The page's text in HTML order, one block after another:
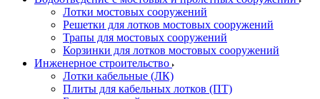
Лотки мостовых сооружений
Решетки для лотков мостовых сооружений
Трапы для мостовых сооружений
Корзинки для лотков мостовых сооружений
Инженерное строительство
Лотки кабельные (ЛК)
Плиты для кабельных лотков (ПТ)